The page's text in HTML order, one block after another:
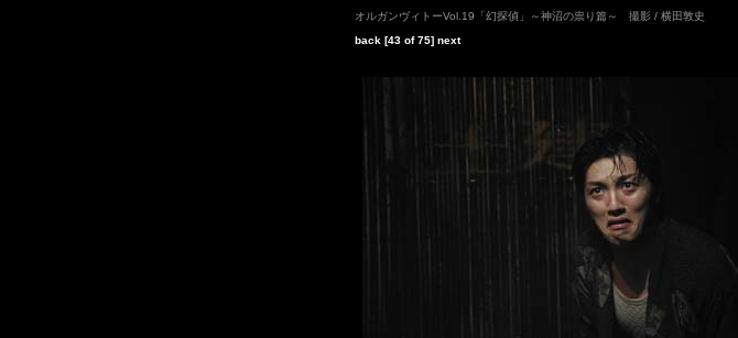
オルガンヴィトーVol.19「幻探偵」～神沼の祟り篇～ 撮影 / 横田敦史
back [43 of 75] next